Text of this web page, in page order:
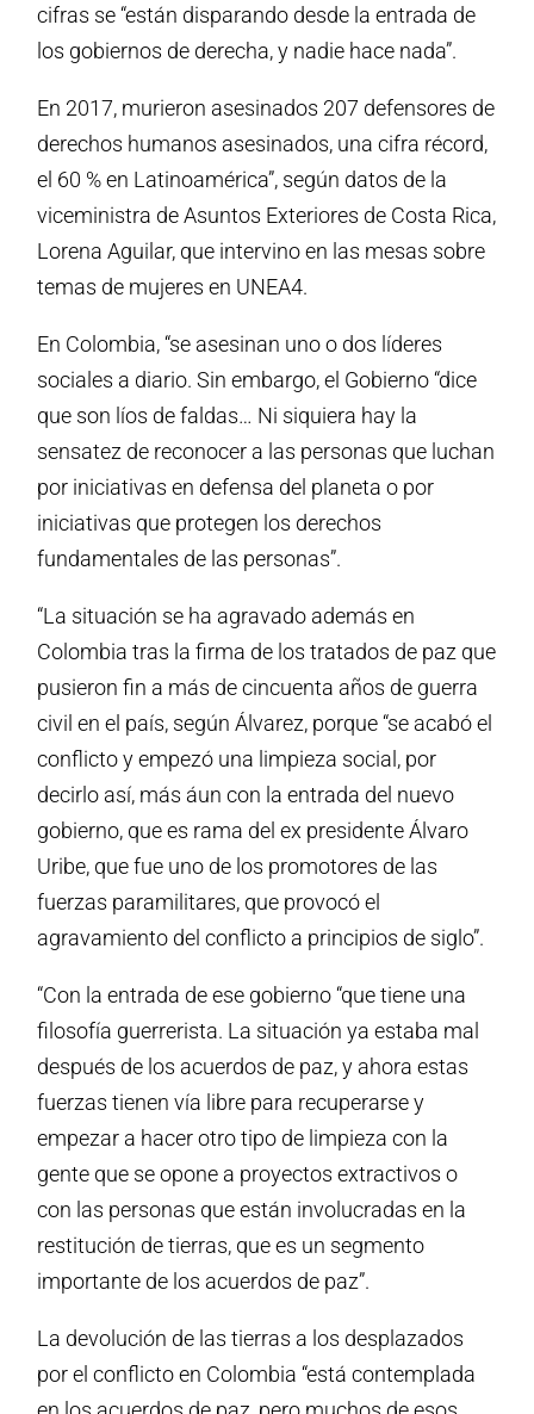
cifras se “están disparando desde la entrada de
los gobiernos de derecha, y nadie hace nada”.
En 2017, murieron asesinados 207 defensores de
derechos humanos asesinados, una cifra récord,
el 60 % en Latinoamérica”, según datos de la
viceministra de Asuntos Exteriores de Costa Rica,
Lorena Aguilar, que intervino en las mesas sobre
temas de mujeres en UNEA4.
En Colombia, “se asesinan uno o dos líderes
sociales a diario. Sin embargo, el Gobierno “dice
que son líos de faldas… Ni siquiera hay la
sensatez de reconocer a las personas que luchan
por iniciativas en defensa del planeta o por
iniciativas que protegen los derechos
fundamentales de las personas”.
“La situación se ha agravado además en
Colombia tras la firma de los tratados de paz que
pusieron fin a más de cincuenta años de guerra
civil en el país, según Álvarez, porque “se acabó el
conflicto y empezó una limpieza social, por
decirlo así, más áun con la entrada del nuevo
gobierno, que es rama del ex presidente Álvaro
Uribe, que fue uno de los promotores de las
fuerzas paramilitares, que provocó el
agravamiento del conflicto a principios de siglo”.
“Con la entrada de ese gobierno “que tiene una
filosofía guerrerista. La situación ya estaba mal
después de los acuerdos de paz, y ahora estas
fuerzas tienen vía libre para recuperarse y
empezar a hacer otro tipo de limpieza con la
gente que se opone a proyectos extractivos o
con las personas que están involucradas en la
restitución de tierras, que es un segmento
importante de los acuerdos de paz”.
La devolución de las tierras a los desplazados
por el conflicto en Colombia “está contemplada